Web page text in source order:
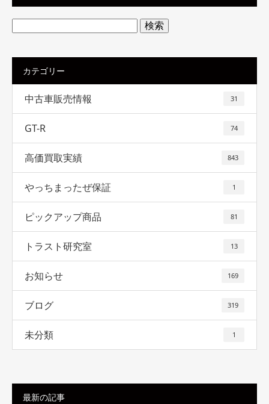
検
索:
カテゴリー
中古車販売情報 31
GT-R 74
高価買取実績 843
やっちまったぜ保証 1
ピックアップ商品 81
トラスト研究室 13
お知らせ 169
ブログ 319
未分類 1
最新の記事